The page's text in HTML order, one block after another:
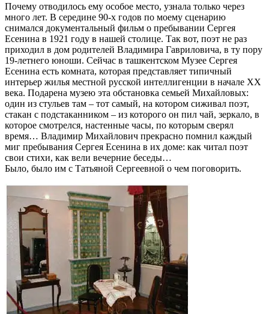
Почему отводилось ему особое место, узнала только через
много лет. В середине 90-х годов по моему сценарию
снимался документальный фильм о пребывании Сергея
Есенина в 1921 году в нашей столице. Так вот, поэт не раз
приходил в дом родителей Владимира Гавриловича, в ту пору
19-летнего юноши. Сейчас в ташкентском Музее Сергея
Есенина есть комната, которая представляет типичный
интерьер жилья местной русской интеллигенции в начале ХХ
века. Подарена музею эта обстановка семьей Михайловых:
один из стульев там – тот самый, на котором сиживал поэт,
стакан с подстаканником – из которого он пил чай, зеркало, в
которое смотрелся, настенные часы, по которым сверял
время… Владимир Михайлович прекрасно помнил каждый
миг пребывания Сергея Есенина в их доме: как читал поэт
свои стихи, как вели вечерние беседы…
Было, было им с Татьяной Сергеевной о чем поговорить.